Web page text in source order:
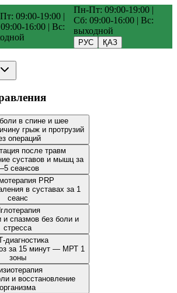
09:00-19:00 |
16:00 | Вс:
Пн-Пт: 09:00-19:00 |
Сб: 09:00-16:00 | Вс:
выходной
РУС
ҚАЗ
в спине и шее
грыж и протрузий
операций
после травм
суставов и мышц за
сеансов
PRP
в суставах за 1
сеанс
и спазмов без боли и
стресса
диагностика
за 15 минут — МРТ 1
зоны
и восстановление
организма